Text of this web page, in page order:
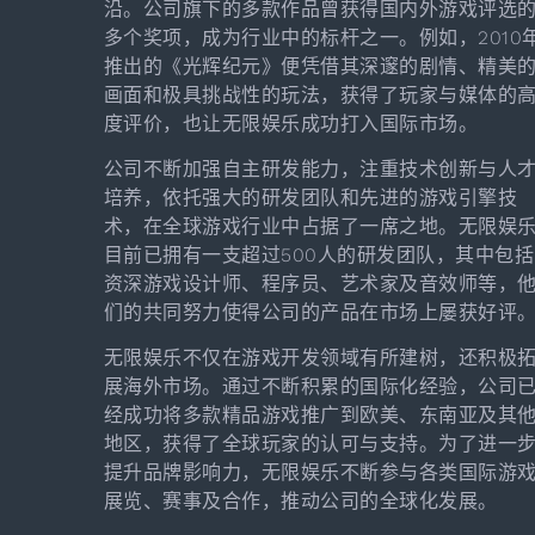
沿。公司旗下的多款作品曾获得国内外游戏评选的
多个奖项，成为行业中的标杆之一。例如，2010
推出的《光辉纪元》便凭借其深邃的剧情、精美的
画面和极具挑战性的玩法，获得了玩家与媒体的高
度评价，也让无限娱乐成功打入国际市场。
公司不断加强自主研发能力，注重技术创新与人才
培养，依托强大的研发团队和先进的游戏引擎技
术，在全球游戏行业中占据了一席之地。无限娱乐
目前已拥有一支超过500人的研发团队，其中包括
资深游戏设计师、程序员、艺术家及音效师等，他
们的共同努力使得公司的产品在市场上屡获好评。
无限娱乐不仅在游戏开发领域有所建树，还积极拓
展海外市场。通过不断积累的国际化经验，公司已
经成功将多款精品游戏推广到欧美、东南亚及其他
地区，获得了全球玩家的认可与支持。为了进一步
提升品牌影响力，无限娱乐不断参与各类国际游戏
展览、赛事及合作，推动公司的全球化发展。